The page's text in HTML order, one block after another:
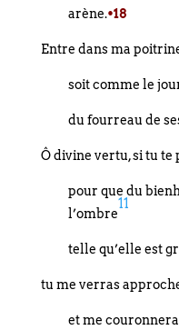
arène.•18
Entre dans ma
soit comme le
du fourreau de
Ô divine vertu, si tu te
pour que du
l’ombre
11
telle qu’elle est
tu me verras
et me